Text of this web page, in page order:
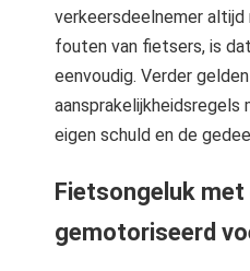
verkeersdeelnemer
fouten van fietsers, is
eenvoudig. Verder
eigen schuld en de
Fietsongeluk met
gemotoriseerd